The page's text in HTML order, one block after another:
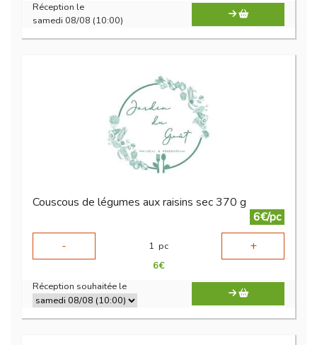
Réception le
samedi 08/08 (10:00)
Couscous de légumes aux raisins sec 370 g
6€/pc
-
1 pc +
6€
Réception souhaitée le